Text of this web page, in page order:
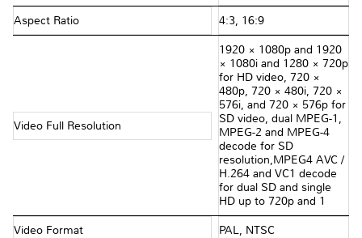
Aspect Ratio 4:3, 16:9
Video Full Resolution
1920 × 1080p and 1920
× 1080i and 1280 × 720p
for HD video, 720 ×
480p, 720 × 480i, 720 ×
576i, and 720 × 576p for
SD video, dual MPEG-1,
MPEG-2 and MPEG-4
decode for SD
resolution,MPEG4 AVC /
H.264 and VC1 decode
for dual SD and single
HD up to 720p and 1
Video Format PAL, NTSC